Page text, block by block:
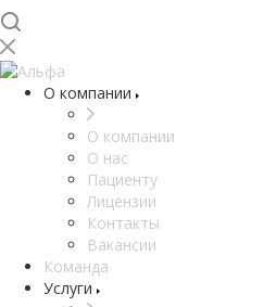
О компании
О компании
О нас
Пациенту
Лицензии
Контакты
Вакансии
Команда
Услуги